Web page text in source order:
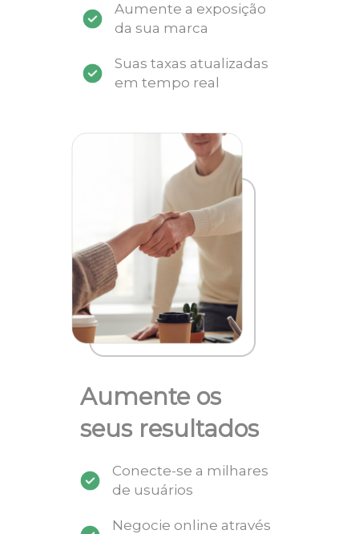
Aumente a exposição
da sua marca
Suas taxas atualizadas
em tempo real
Aumente os
seus resultados
Conecte-se a milhares
de usuários
Negocie online através